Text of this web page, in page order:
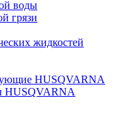
воды
грязи
жидкостей
HUSQVARNA
HUSQVARNA